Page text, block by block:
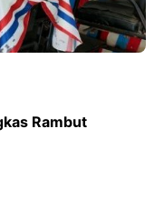
Rambut